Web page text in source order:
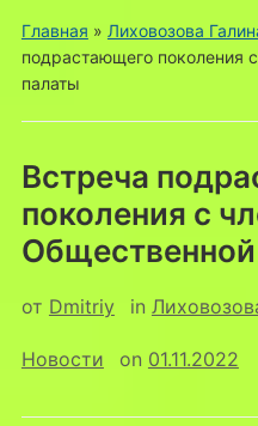
Главная » Лиховозова
подрастающего поколения
палаты
Встреча
поколения с
от Dmitriy in
Новости on 01.11.2022